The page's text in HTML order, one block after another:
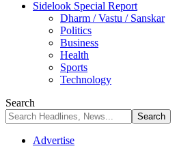
Sidelook Special Report
Dharm / Vastu / Sanskar
Politics
Business
Health
Sports
Technology
Search
Advertise